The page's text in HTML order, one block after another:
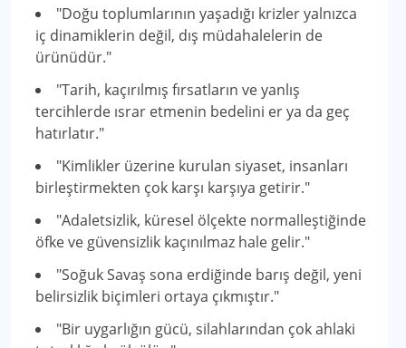
"Doğu toplumlarının yaşadığı krizler yalnızca
iç dinamiklerin değil, dış müdahalelerin de
ürünüdür."
"Tarih, kaçırılmış fırsatların ve yanlış
tercihlerde ısrar etmenin bedelini er ya da geç
hatırlatır."
"Kimlikler üzerine kurulan siyaset, insanları
birleştirmekten çok karşı karşıya getirir."
"Adaletsizlik, küresel ölçekte normalleştiğinde
öfke ve güvensizlik kaçınılmaz hale gelir."
"Soğuk Savaş sona erdiğinde barış değil, yeni
belirsizlik biçimleri ortaya çıkmıştır."
"Bir uygarlığın gücü, silahlarından çok ahlaki